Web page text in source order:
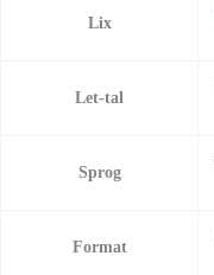
Lix
Let-tal
Sprog
Format